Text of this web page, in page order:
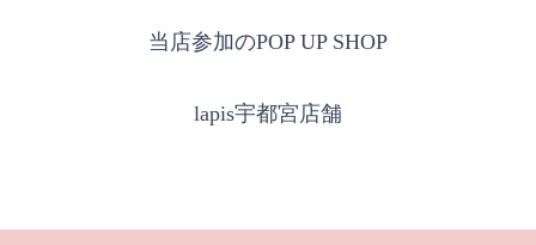
当店参加のPOP UP SHOP
lapis宇都宮店舗